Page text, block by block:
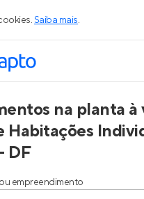
Saiba mais.
na planta à
Habitações
DF
empreendimento